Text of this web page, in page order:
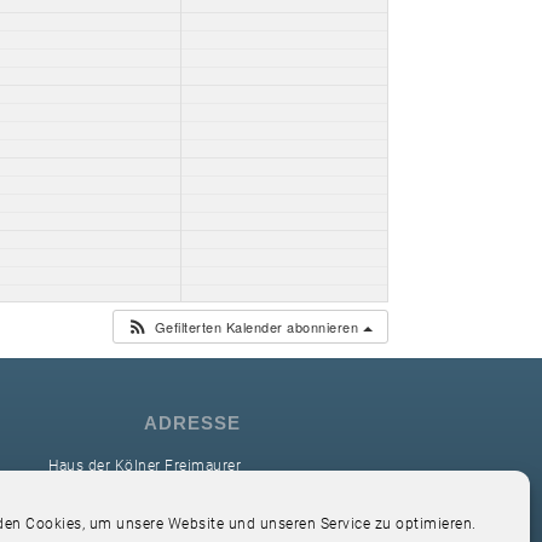
Cookies, um unsere Website und unseren Service zu optimieren.
Gefilterten Kalender abonnieren
ADRESSE
Haus der Kölner Freimaurer
Hardefuststr. 9